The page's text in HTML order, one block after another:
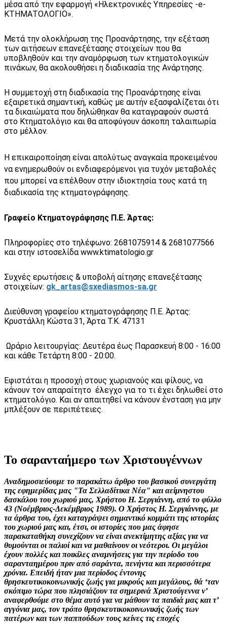
μέσα από την εφαρμογή «Ηλεκτρονικές Υπηρεσίες -e-
ΚΤΗΜΑΤΟΛΟΓΙΟ».
Μετά την ολοκλήρωση της Προανάρτησης, την εξέταση
των αιτήσεων επανεξέτασης στοιχείων που θα
υποβληθούν και την αναμόρφωση των κτηματολογικών
πινάκων, θα ακολουθήσει η διαδικασία της Ανάρτησης.
Η συμμετοχή στη διαδικασία της Προανάρτησης είναι
εξαιρετικά σημαντική, καθώς με αυτήν εξασφαλίζεται ότι
τα δικαιώματα που δηλώθηκαν θα καταγραφούν σωστά
στο Κτηματολόγιο και θα αποφύγουν άσκοπη ταλαιπωρία
στο μέλλον.
Η επικαιροποίηση είναι απολύτως αναγκαία προκειμένου
να ενημερωθούν οι ενδιαφερόμενοι για τυχόν μεταβολές
που μπορεί να επέλθουν στην ιδιοκτησία τους κατά τη
διαδικασία της κτηματογράφησης.
Γραφείο Κτηματογράφησης Π.Ε. Άρτας:
Πληροφορίες στο τηλέφωνο: 2681075914 & 2681077566
και στην ιστοσελίδα www.ktimatologio.gr
Συχνές ερωτήσεις & υποβολή αίτησης επανεξέτασης
στοιχείων: gk_artas@sxediasmos-sa.gr
Διεύθυνση γραφείου κτηματογράφησης Π.Ε. Άρτας:
Κρυστάλλη Κώστα 31, Άρτα Τ.Κ. 47131
Ωράριο λειτουργίας: Δευτέρα έως Παρασκευή 8:00 - 16:00
και κάθε Τετάρτη 8:00 - 20:00.
Εφιστάται η προσοχή στους χωριανούς και φίλους, να
κάνουν τον απαραίτητο έλεγχο για το τι έχει δηλωθεί στο
κτηματολόγιο. Και αν απαιτηθεί να κάνουν ένσταση για μην
μπλέξουν σε περιπέτειες.
Το σαρανταήμερο των Χριστουγέννων
Αναδημοσιεύουμε το παρακάτω άρθρο του βασικού συνεργάτη
της εφημερίδας μας "Τα Σελλαδίτικα Νέα" και αείμνηστου
δασκάλου του χωριού μας, Χρήστου Η. Σεργιάννη, από το φύλλο
43 (Νοέμβριος-Δεκέμβριος 1989). Ο Χρήστος Η. Σεργιάννης, με
τα άρθρα του, έχει καταγράψει σημαντικό κομμάτι της ιστορίας
του χωριού μας και, έτσι, οι ιστορίες που μας άφησε
παρακαταθήκη συνεχίζουν να είναι ανεκτίμητης αξίας για να
θυμούνται οι παλιοί και να μαθαίνουν οι νεότεροι. Οι μεγάλοι
έχουν πολλές και ποικίλες αναμνήσεις για την περίοδο του
σαρανταημέρου πριν από σαράντα, πενήντα και περισσότερα
χρόνια. Επειδή ήταν μια περίοδος έντονης
θρησκευτικοκοινωνικής ζωής για μικρούς και μεγάλους, θά ‘ταν
σκόπιμο τώρα που πλησιάζουν τα σημερινά Χριστούγεννα ν’
αναφερθούμε στο θέμα αυτό για να μάθουν τα παιδιά μας και τ’
αγγόνια μας, τον τρόπο θρησκευτικοκοινωνικής ζωής των
πατέρων και των παππούδων τους κείνες τις εποχές